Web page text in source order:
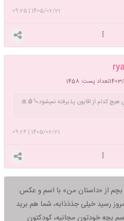
1405/02/21
|
09:25
تعداد پست: 1458
کدام از اقایون پذیرفته نمیشود🔪🩸🎀
1405/02/21
|
09:26
بچم از «داستان من» با اسم و عکس
رسید خیلی جذذذابه، شما هم برید
بچه خودتون مجانیه، کودکتون